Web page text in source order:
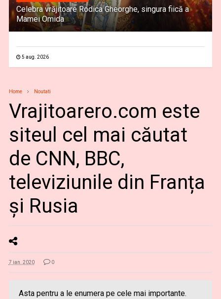
Celebra vrăjitoare Rodica Gheorghe, singura fiică a
Mamei Omida
5 aug. 2026
Home Noutati
Vrajitoarero.com este
siteul cel mai căutat
de CNN, BBC,
televiziunile din Franța
și Rusia
7 ian. 2020 0
Asta pentru a le enumera pe cele mai importante.